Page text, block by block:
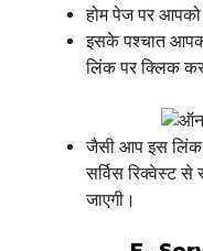
होम पेज पर आपको
इसके पश्चात
लिंक पर क्लिक
जैसी आप इस
सर्विस रिक्वेस्ट
जाएगी।